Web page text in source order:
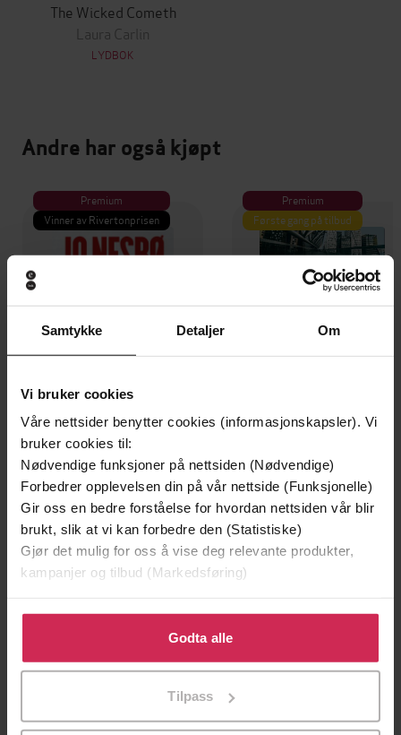
Samtykke Detaljer Om
Vi bruker cookies
Våre nettsider benytter cookies (informasjonskapsler). Vi
bruker cookies til:
Nødvendige funksjoner på nettsiden (Nødvendige)
Forbedrer opplevelsen din på vår nettside (Funksjonelle)
Gir oss en bedre forståelse for hvordan nettsiden vår blir
brukt, slik at vi kan forbedre den (Statistiske)
Gjør det mulig for oss å vise deg relevante produkter,
kampanjer og tilbud (Markedsføring)
Klikk på «Godta alle» for å gi oss ditt samtykke til å
bruke cookies for alle disse formålene. Du kan også
tilpasse ditt samtykke til spesifikke formål ved å klikke
Godta alle
Tilpass
The Wicked Cometh
Laura Carlin
LYDBOK
Andre har også kjøpt
Premium
Vinner av Rivertonprisen
199,-
Minnesota
Jo Nesbø
EBOK
Premium
Første gang på tilbud
349,-
Utskudd
Jørn Lier Horst
The new novel by the author of The
Laura Carlin(forfatter),